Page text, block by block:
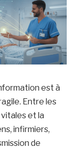
est à
Entre les
et la
infirmiers,
de